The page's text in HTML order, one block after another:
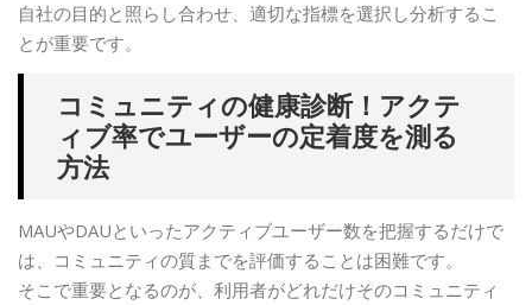
自社の目的と照らし合わせ、適切な指標を選択し分析するこ
とが重要です。
コミュニティの健康診断！アクテ
ィブ率でユーザーの定着度を測る
方法
MAUやDAUといったアクティブユーザー数を把握するだけで
は、コミュニティの質までを評価することは困難です。
そこで重要となるのが、利用者がどれだけそのコミュニティ